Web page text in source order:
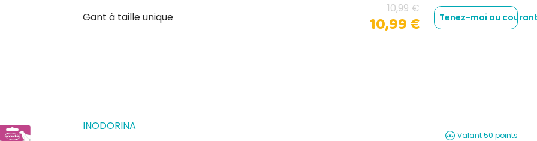
Gant à taille unique
10,99 €
10,99 € Tenez-moi au
INODORINA
Valant 50 points